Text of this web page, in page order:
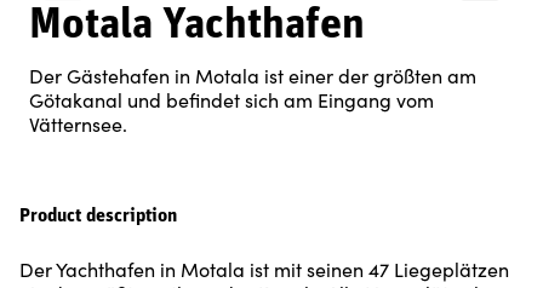
Motala Yachthafen
Der Gästehafen in Motala ist einer der größten am
Götakanal und befindet sich am Eingang vom
Vätternsee.
Product description
Der Yachthafen in Motala ist mit seinen 47 Liegeplätzen